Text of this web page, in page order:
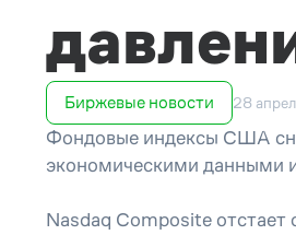
Биржевые новости 28
Фондовые индексы США
экономическими данными
Nasdaq Composite отстает